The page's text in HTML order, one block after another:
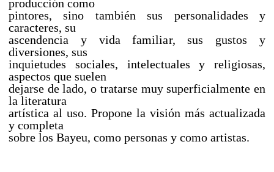
producción como
pintores, sino también sus personalidades y
caracteres, su
ascendencia y vida familiar, sus gustos y
diversiones, sus
inquietudes sociales, intelectuales y religiosas,
aspectos que suelen
dejarse de lado, o tratarse muy superficialmente en
la literatura
artística al uso. Propone la visión más actualizada
y completa
sobre los Bayeu, como personas y como artistas.